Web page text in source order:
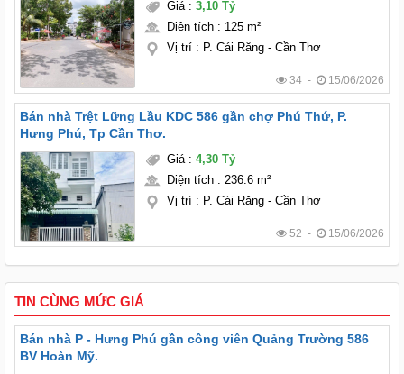
Giá: 3,10 Tỷ
Diện tích: 125 m²
Vị trí: P. Cái Răng - Cần Thơ
34 - 15/06/2026
Bán nhà Trệt Lững Lầu KDC 586 gần chợ Phú Thứ, P.
Hưng Phú, Tp Cần Thơ.
Giá: 4,30 Tỷ
Diện tích: 236.6 m²
Vị trí: P. Cái Răng - Cần Thơ
52 - 15/06/2026
TIN CÙNG MỨC GIÁ
Bán nhà P - Hưng Phú gần công viên Quảng Trường 586
BV Hoàn Mỹ.